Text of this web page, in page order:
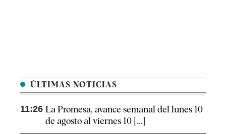
ÚLTIMAS NOTICIAS
11:26 La Promesa, avance semanal del lunes 10
de agosto al viernes 10 [...]